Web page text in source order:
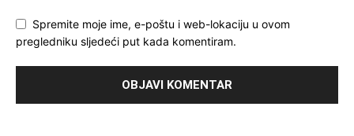
Spremite moje ime, e-poštu i web-lokaciju u ovom
pregledniku sljedeći put kada komentiram.